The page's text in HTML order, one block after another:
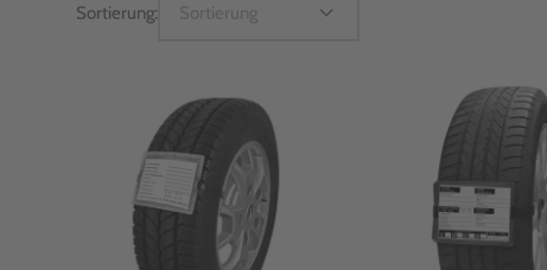
Sortierung: Sortierung